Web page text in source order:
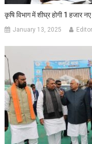
कृषि विभाग में शीघ्र होगी 1 हजार
January 13, 2025 Editor